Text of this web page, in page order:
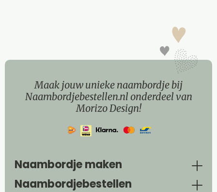
Maak jouw unieke naambordje bij
Naambordjebestellen.nl onderdeel van
Morizo Design!
Naambordje maken
Naambordjebestellen